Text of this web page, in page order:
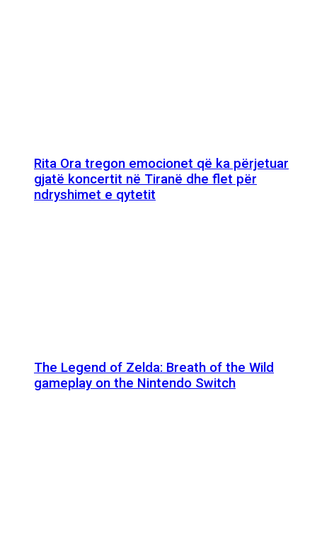
Rita Ora tregon emocionet që ka përjetuar
gjatë koncertit në Tiranë dhe flet për
ndryshimet e qytetit
The Legend of Zelda: Breath of the Wild
gameplay on the Nintendo Switch